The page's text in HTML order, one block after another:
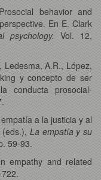
behavior and
En E. Clark
psychology. Vol. 12,
Ledesma, A.R., López,
y concepto de ser
conducta prosocial-
a la justicia y al
La empatía y su
59-93.
empathy and related